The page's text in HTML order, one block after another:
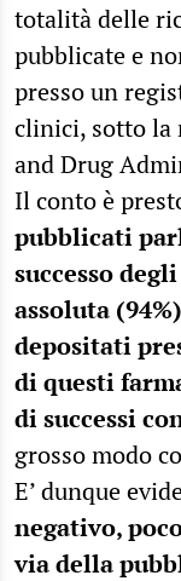
totalità delle
pubblicate e
presso un
clinici, sotto la
and Drug
Il conto è
pubblicati
successo
assoluta
depositati
di questi
di successi
grosso modo
E’ dunque
negativo,
via della